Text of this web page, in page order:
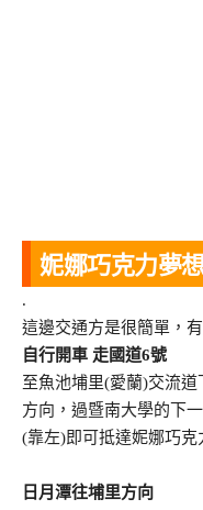
妮娜巧克力夢
.
這邊交通方是很簡單，
自行開車 走國道6號
至魚池埔里(愛蘭)交流
方向，過暨南大學的下
(靠左)即可抵達妮娜巧克
日月潭往埔里方向